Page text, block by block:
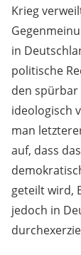
Krieg
in
politische
den spürbar
ideologisch
man
auf, dass
geteilt wird,
jedoch in